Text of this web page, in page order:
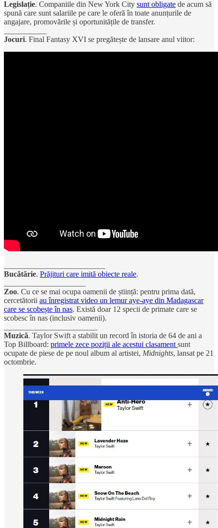
Legislație. Companiile din New York City sunt obligate de acum să
spună care sunt salariile pe care le oferă în toate anunțurile de
angajare, promovările și oportunitățile de transfer.
Jocuri. Final Fantasy XVI se pregătește de lansare anul viitor:
Bucătărie. Prăjituri care imită obiecte reale.
Zoo. Cu ce se mai ocupa oamenii de știință: pentru prima dată,
cercetătorii au înregistrat video un lemur aye-aye din Madagascar
care se scobește în nas. Există doar 12 specii de primate care se
scobesc în nas (inclusiv oamenii).
Muzică. Taylor Swift a stabilit un record în istoria de 64 de ani a
Top Billboard: primele zece poziții ale acestui clasament sunt
ocupate de piese de pe noul album al artistei, Midnights, lansat pe 21
octombrie.